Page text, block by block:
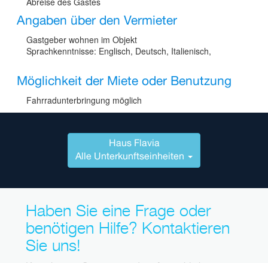
Angaben über den Vermieter
Gastgeber wohnen im Objekt
Sprachkenntnisse: Englisch, Deutsch, Italienisch,
Möglichkeit der Miete oder Benutzung
Fahrradunterbringung möglich
Haus Flavia
Alle Unterkunftseinheiten
Haben Sie eine Frage oder
benötigen Hilfe? Kontaktieren
Sie uns!